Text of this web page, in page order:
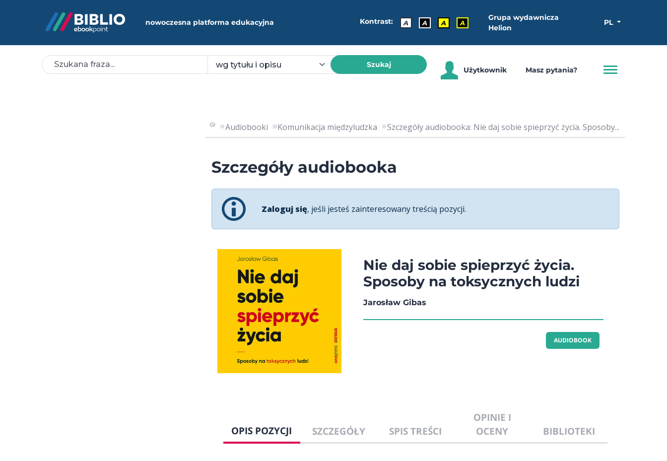
nowoczesna platforma edukacyjna Kontrast: A A A A
Grupa wydawnicza
Helion
PL
Szukaj
Użytkownik Masz pytania?
Audiobooki Komunikacja międzyludzka Szczegóły audiobooka: Nie daj sobie spieprzyć życia. Sposoby...
Szczegóły audiobooka
Zaloguj się, jeśli jesteś zainteresowany treścią pozycji.
Nie daj sobie spieprzyć życia.
Sposoby na toksycznych ludzi
Jarosław Gibas
AUDIOBOOK
OPIS POZYCJI SZCZEGÓŁY SPIS TREŚCI
OPINIE I
OCENY
BIBLIOTEKI